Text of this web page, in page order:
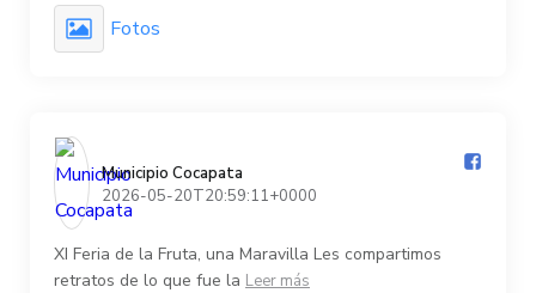
Fotos
Municipio Cocapata️
2026-05-20T20:59:11+0000
XI Feria de la Fruta, una Maravilla Les compartimos
retratos de lo que fue la Leer más